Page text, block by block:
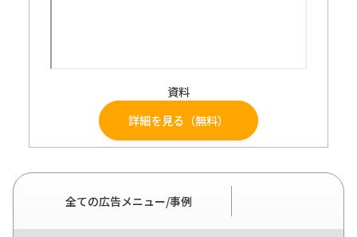
資料
詳細を見る（無料）
全ての広告メニュー/事例